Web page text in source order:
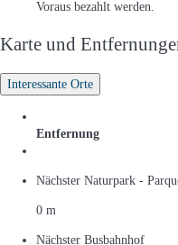
Voraus bezahlt werden.
Karte und
Interessante Orte
Entfernung
Nächster Naturpark -
0 m
Nächster Busbahnhof